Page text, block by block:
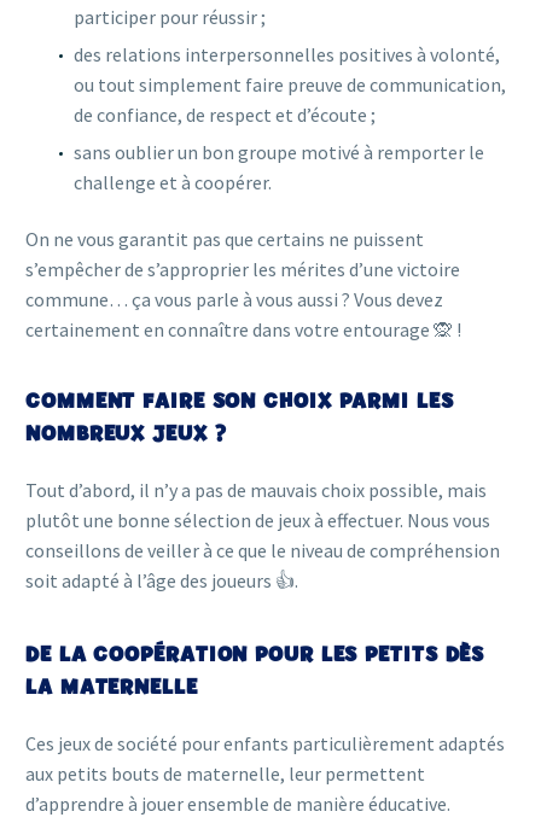
participer pour réussir ;
des relations interpersonnelles positives à volonté,
ou tout simplement faire preuve de communication,
de confiance, de respect et d’écoute ;
sans oublier un bon groupe motivé à remporter le
challenge et à coopérer.
On ne vous garantit pas que certains ne puissent
s’empêcher de s’approprier les mérites d’une victoire
commune… ça vous parle à vous aussi ? Vous devez
certainement en connaître dans votre entourage 🙊 !
COMMENT FAIRE SON CHOIX PARMI LES
NOMBREUX JEUX ?
Tout d’abord, il n’y a pas de mauvais choix possible, mais
plutôt une bonne sélection de jeux à effectuer. Nous vous
conseillons de veiller à ce que le niveau de compréhension
soit adapté à l’âge des joueurs 👍.
DE LA COOPÉRATION POUR LES PETITS DÈS
LA MATERNELLE
Ces jeux de société pour enfants particulièrement adaptés
aux petits bouts de maternelle, leur permettent
d’apprendre à jouer ensemble de manière éducative.